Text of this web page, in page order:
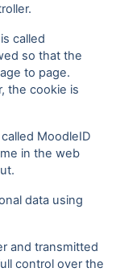
called
so that the
to page.
the cookie is
MoodleID
in the web
data using
and transmitted
control over the